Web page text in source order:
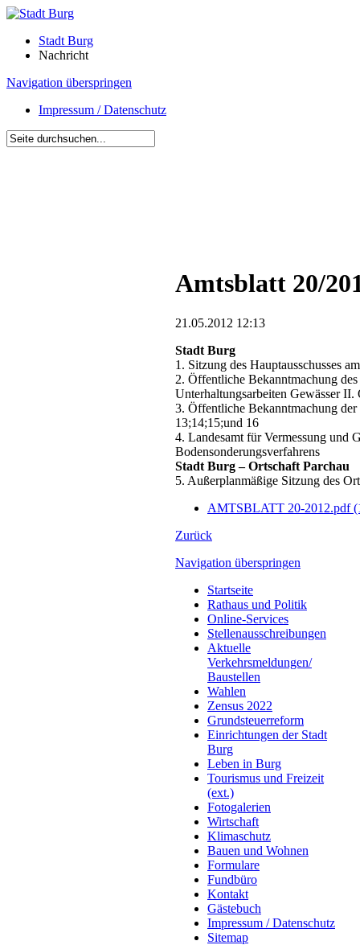
Stadt Burg
Nachricht
Navigation überspringen
Impressum / Datenschutz
Amtsblatt 20/
21.05.2012 12:13
Stadt Burg
1. Sitzung des Hauptausschusses
2. Öffentliche Bekanntmachung
Unterhaltungsarbeiten Gewässer II.
3. Öffentliche Bekanntmachung
13;14;15;und 16
4. Landesamt für Vermessung und
Bodensonderungsverfahrens
Stadt Burg – Ortschaft Parchau
5. Außerplanmäßige Sitzung des
AMTSBLATT 20-2012.pdf
Zurück
Navigation überspringen
Startseite
Rathaus und Politik
Online-Services
Stellenausschreibungen
Aktuelle
Verkehrsmeldungen/
Baustellen
Wahlen
Zensus 2022
Grundsteuerreform
Einrichtungen der Stadt
Burg
Leben in Burg
Tourismus und Freizeit
(ext.)
Fotogalerien
Wirtschaft
Klimaschutz
Bauen und Wohnen
Formulare
Fundbüro
Kontakt
Gästebuch
Impressum / Datenschutz
Sitemap